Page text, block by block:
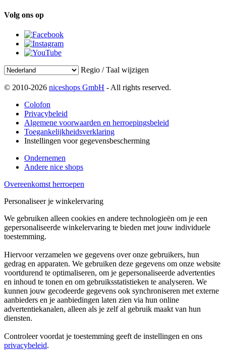
Volg ons op
Regio / Taal wijzigen
© 2010-2026 niceshops GmbH - All rights reserved.
Colofon
Privacybeleid
Algemene voorwaarden en herroepingsbeleid
Toegankelijkheidsverklaring
Instellingen voor gegevensbescherming
Ondernemen
Andere nice shops
Overeenkomst herroepen
Personaliseer je winkelervaring
We gebruiken alleen cookies en andere technologieën om je een
gepersonaliseerde winkelervaring te bieden met jouw individuele
toestemming.
Hiervoor verzamelen we gegevens over onze gebruikers, hun
gedrag en apparaten. We gebruiken deze gegevens om onze website
voortdurend te optimaliseren, om je gepersonaliseerde advertenties
en inhoud te tonen en om gebruiksstatistieken te analyseren. We
kunnen jouw gecodeerde gegevens ook synchroniseren met externe
aanbieders en je aanbiedingen laten zien via hun online
advertentiekanalen, alleen als je zelf al gebruik maakt van hun
diensten.
Controleer voordat je toestemming geeft de instellingen en ons
privacybeleid.